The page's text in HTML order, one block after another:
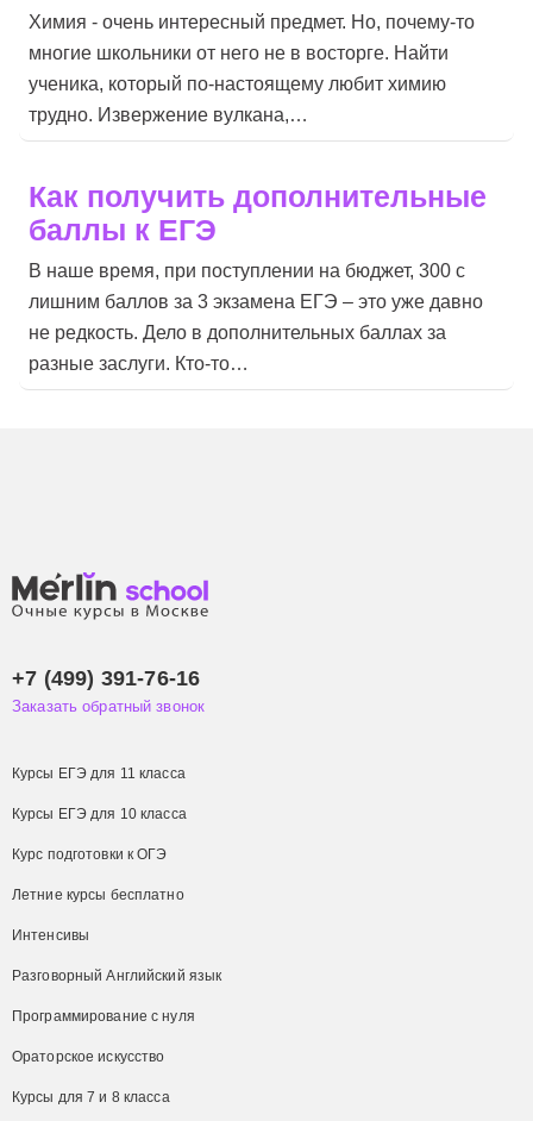
Химия - очень интересный предмет. Но, почему-то
многие школьники от него не в восторге. Найти
ученика, который по-настоящему любит химию
трудно. Извержение вулкана,…
Как получить дополнительные
баллы к ЕГЭ
В наше время, при поступлении на бюджет, 300 с
лишним баллов за 3 экзамена ЕГЭ – это уже давно
не редкость. Дело в дополнительных баллах за
разные заслуги. Кто-то…
Курсы ЕГЭ для 11 класса
Курсы ЕГЭ для 10 класса
Курс подготовки к ОГЭ
Летние курсы бесплатно
Интенсивы
Разговорный Английский язык
Программирование с нуля
Ораторское искусство
Курсы для 7 и 8 класса
+7 (499) 391-76-16
Заказать обратный звонок